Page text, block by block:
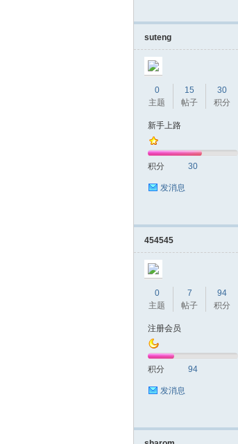
圳
suteng
0
主题
15
帖子
30
积分
新手上路
积分 30
发消息
454545
0
主题
7
帖子
94
积分
注册会员
积分 94
发消息